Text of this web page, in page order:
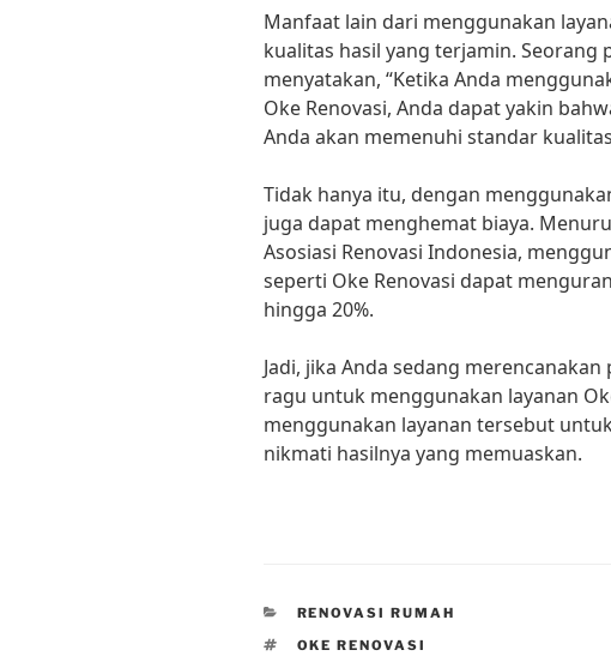
Manfaat lain dari menggunakan
kualitas hasil yang terjamin. Seorang
menyatakan, “Ketika Anda
Oke Renovasi, Anda dapat yakin
Anda akan memenuhi standar
Tidak hanya itu, dengan
juga dapat menghemat biaya.
Asosiasi Renovasi Indonesia,
seperti Oke Renovasi dapat
hingga 20%.
Jadi, jika Anda sedang
ragu untuk menggunakan layanan
menggunakan layanan tersebut
nikmati hasilnya yang memuaskan.
CATEGORIES
RENOVASI RUMAH
TAGS
OKE RENOVASI